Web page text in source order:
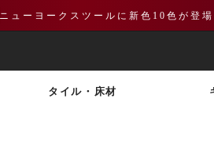
ニューヨークスツールに新色10色が登場
タイル・床材